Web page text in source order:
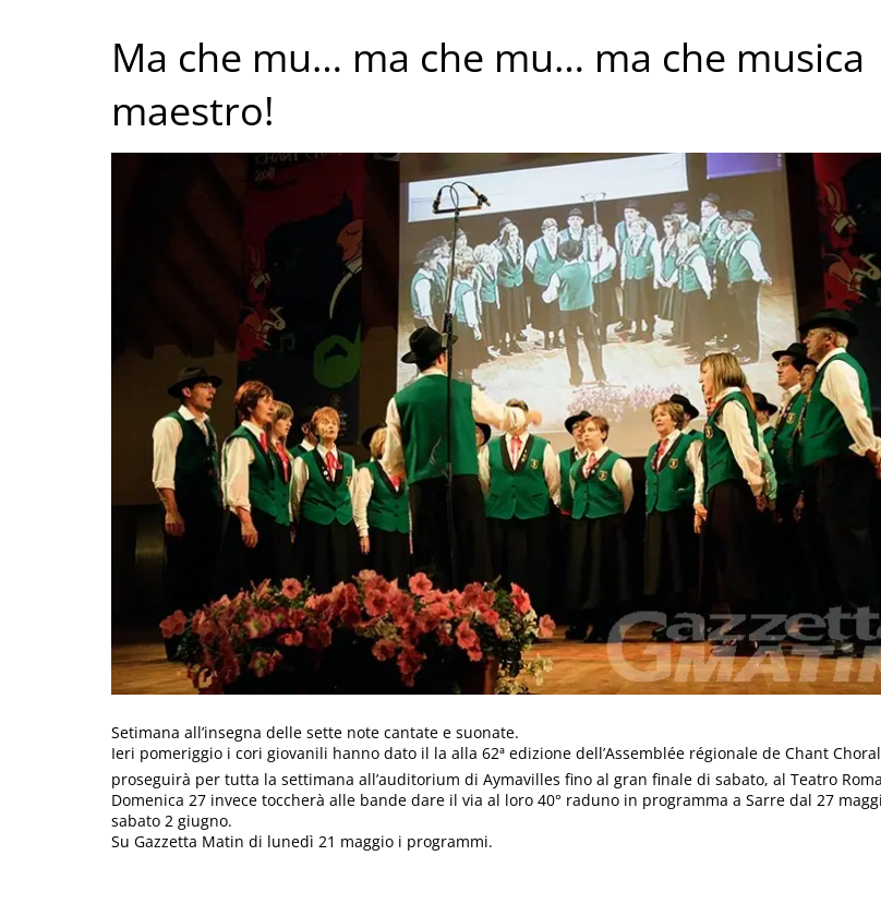
Ma che mu… ma che mu… ma che musica
maestro!
Setimana all’insegna delle sette note cantate e suonate.
Ieri pomeriggio i cori giovanili hanno dato il la alla 62ª edizione dell’Assemblée régionale de Chant
proseguirà per tutta la settimana all’auditorium di Aymavilles fino al gran finale di sabato, al Teatro
Domenica 27 invece toccherà alle bande dare il via al loro 40° raduno in programma a Sarre dal 27
sabato 2 giugno.
Su Gazzetta Matin di lunedì 21 maggio i programmi.